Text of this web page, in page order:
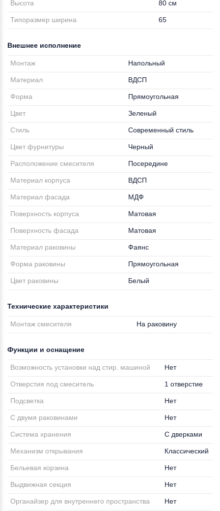
Высота 80 см
Типоразмер ширина 65
Внешнее исполнение
Монтаж Напольный
Материал ВДСП
Форма Прямоугольная
Цвет Зеленый
Стиль Современный стиль
Цвет фурнитуры Черный
Расположение смесителя Посередине
Материал корпуса ВДСП
Материал фасада МДФ
Поверхность корпуса Матовая
Поверхность фасада Матовая
Материал раковины Фаянс
Форма раковины Прямоугольная
Цвет раковины Белый
Технические характеристики
Монтаж смесителя На раковину
Функции и оснащение
Возможность установки над стир. машиной Нет
Отверстия под смеситель 1 отверстие
Подсветка Нет
С двумя раковинами Нет
Система хранения С дверками
Механизм открывания Классический
Бельевая корзина Нет
Выдвижная секция Нет
Органайзер для внутреннего пространства Нет